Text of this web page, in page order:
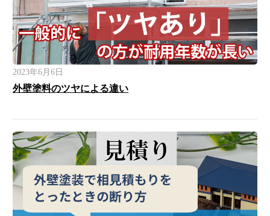
2023年6月6日
外壁塗料のツヤによる違い